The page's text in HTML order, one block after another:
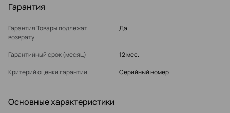
Гарантия
Гарантия Товары подлежат
возврату
Да
Гарантийный срок (месяц)
12 мес.
Критерий оценки гарантии
Серийный номер
Основные характеристики